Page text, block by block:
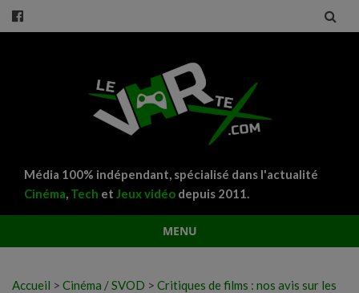
Média 100% indépendant, spécialisé dans l'actualité
Cinéma, Tech et Jeux vidéo depuis 2011.
MENU
Accueil > Cinéma / SVOD > Critiques de films : nos avis sur les